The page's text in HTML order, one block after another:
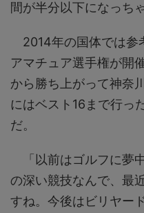
間が半分以下になっち
2014年の国体では参
アマチュア選手権が開
から勝ち上がって神奈
にはベスト16まで行っ
だ。
「以前はゴルフに夢
の深い競技なんで、最
すね。今後はビリヤー